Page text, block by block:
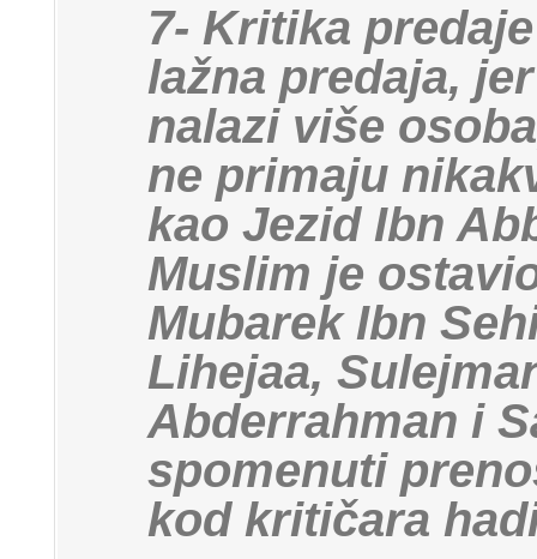
7- Kritika
lažna predaja,
nalazi više
ne primaju
kao Jezid Ibn
Muslim je
Mubarek Ibn
Lihejaa,
Abderrahman i
spomenuti
kod kritičara